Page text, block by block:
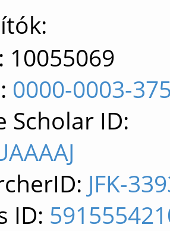
10055069
0000-0003-
Scholar ID:
JFK-
ID: